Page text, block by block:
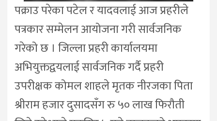
पक्राउ परेका पटेल र यादवलाई आज प्रहरीले
पत्रकार सम्मेलन आयोजना गरी सार्वजनिक
गरेको छ । जिल्ला प्रहरी कार्यालयमा
अभियुक्तद्वयलाई सार्वजनिक गर्दै प्रहरी
उपरीक्षक कोमल शाहले मृतक नीरजका पिता
श्रीराम हजार दुसादसँग रु ५० लाख फिरौती